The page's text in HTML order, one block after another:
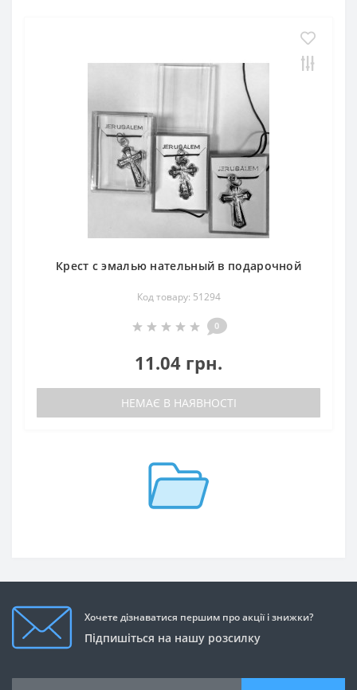
Крест с эмалью нательный в подарочной
Код товару: 51294
0
11.04 грн.
НЕМАЄ В НАЯВНОСТІ
Хочете дізнаватися першим про акції і знижки?
Підпишіться на нашу розсилку